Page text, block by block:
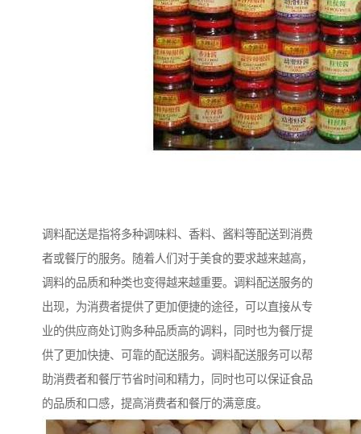
调料配送是指将多种调味料、香料、酱料等配送到消费
者或餐厅的服务。随着人们对于美食的要求越来越高，
调料的品质和种类也变得越来越重要。调料配送服务的
出现，为消费者提供了更加便捷的途径，可以直接从专
业的供应商处订购多种品质高的调料，同时也为餐厅提
供了更加快捷、可靠的配送服务。调料配送服务可以帮
助消费者和餐厅节省时间和精力，同时也可以保证食品
的品质和口感，提高消费者和餐厅的满意度。